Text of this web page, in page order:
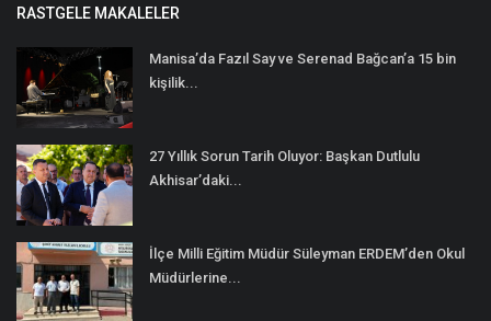
RASTGELE MAKALELER
Manisa’da Fazıl Say ve Serenad Bağcan’a 15 bin
kişilik...
27 Yıllık Sorun Tarih Oluyor: Başkan Dutlulu
Akhisar’daki...
İlçe Milli Eğitim Müdür Süleyman ERDEM’den Okul
Müdürlerine...